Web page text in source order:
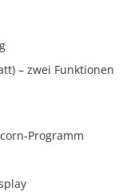
– zwei Funktionen
Programm